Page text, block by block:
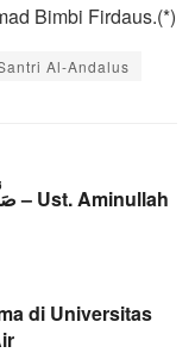
Bimbi Firdaus.(*)
Al-Andalus
di Universitas